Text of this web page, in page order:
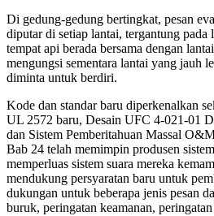
Di gedung-gedung bertingkat, pesan
diputar di setiap lantai, tergantung pada
tempat api berada bersama dengan
mengungsi sementara lantai yang jauh
diminta untuk berdiri.
Kode dan standar baru diperkenalkan
UL 2572 baru, Desain UFC 4-021-01
dan Sistem Pemberitahuan Massal
Bab 24 telah memimpin produsen
memperluas sistem suara mereka
mendukung persyaratan baru untuk
dukungan untuk beberapa jenis pesan
buruk, peringatan keamanan,